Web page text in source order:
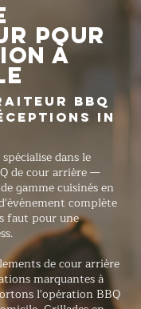
pour
à
BBQ
in
dans le
de cour arrière —
gamme cuisinés en
complète
faut pour une
de cour arrière
marquantes à
l'opération BBQ